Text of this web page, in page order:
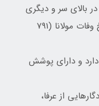
بالای سر و دیگری
سنگ خوابیده که حاوی نام کامل و تاریخ وفات مولانا (791
مساحت دارد و دارای پوشش
از عرفا،